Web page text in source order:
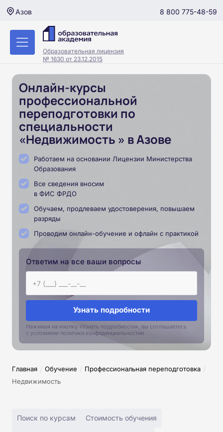
Азов 8 800 775-48-59
Образовательная лицензия
№ 1630 от 23.12.2015
Онлайн-курсы
профессиональной
переподготовки по
специальности
«Недвижимость » в Азове
Работаем на основании Лицензии Министерства
Образования
Все сведения вносим
в ФИС ФРДО
Обучаем, продлеваем удостоверения, повышаем
разряды
Проводим онлайн-обучение и офлайн с практикой
Ответим на все ваши вопросы
Узнать подробности
Нажимая на кнопку «Узнать подробности», вы соглашаетесь
с условиями политики конфиденциальностии
Главная / Обучение / Профессиональная переподготовка /
Недвижимость
Поиск по курсам Стоимость обучения